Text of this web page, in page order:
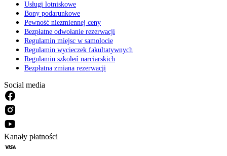
Usługi lotniskowe
Bony podarunkowe
Pewność niezmiennej ceny
Bezpłatne odwołanie rezerwacji
Regulamin miejsc w samolocie
Regulamin wycieczek fakultatywnych
Regulamin szkoleń narciarskich
Bezpłatna zmiana rezerwacji
Social media
Kanały płatności